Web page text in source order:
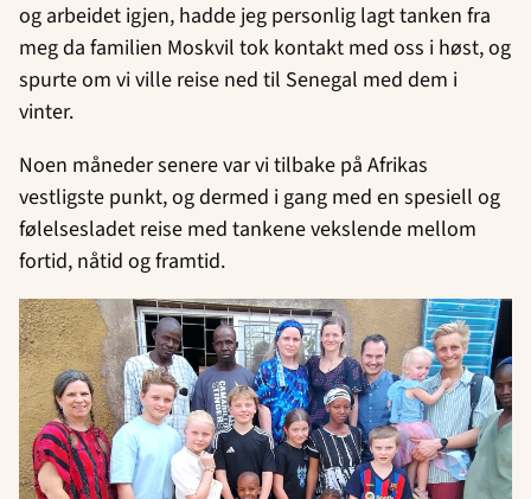
og arbeidet igjen, hadde jeg personlig lagt tanken fra
meg da familien Moskvil tok kontakt med oss i høst, og
spurte om vi ville reise ned til Senegal med dem i
vinter.
Noen måneder senere var vi tilbake på Afrikas
vestligste punkt, og dermed i gang med en spesiell og
følelsesladet reise med tankene vekslende mellom
fortid, nåtid og framtid.